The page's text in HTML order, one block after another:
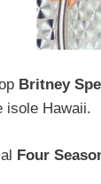
Britney
isole Hawaii.
Four